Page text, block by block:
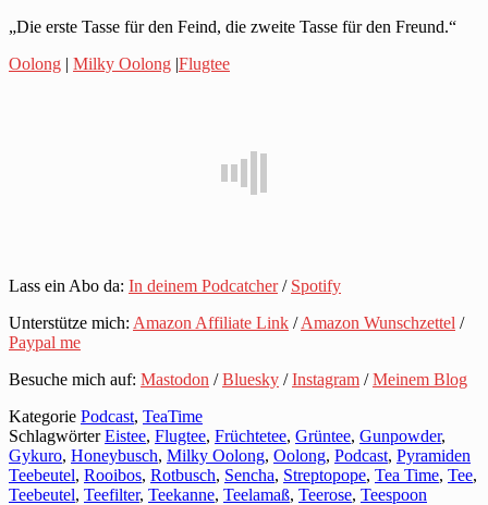
„Die erste Tasse für den Feind, die zweite Tasse für den Freund.“
Oolong | Milky Oolong |Flugtee
Lass ein Abo da: In deinem Podcatcher/ Spotify
Unterstütze mich: Amazon Affiliate Link /Amazon Wunschzettel /
Paypal me
Besuche mich auf: Mastodon /Bluesky /Instagram /Meinem Blog
Kategorie Podcast, TeaTime
SchlagwörterEistee, Flugtee, Früchtetee, Grüntee, Gunpowder,
Gykuro, Honeybusch, Milky Oolong, Oolong, Podcast, Pyramiden
Teebeutel, Rooibos, Rotbusch, Sencha, Streptopope, Tea Time, Tee,
Teebeutel, Teefilter, Teekanne, Teelamaß, Teerose, Teespoon